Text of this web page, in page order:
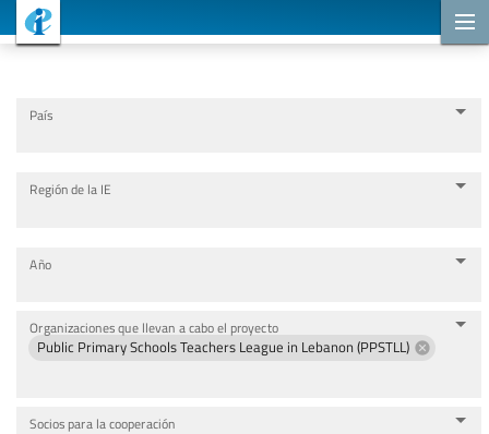
País
Región de la IE
Año
Organizaciones que llevan a cabo el proyecto
Public Primary Schools Teachers League in Lebanon (PPSTLL)
Socios para la cooperación